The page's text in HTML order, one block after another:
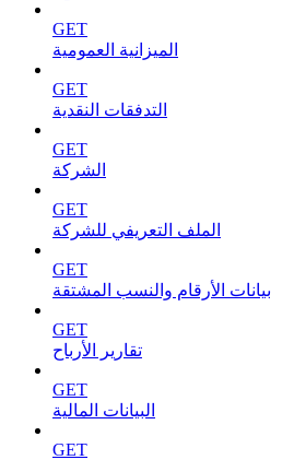
GET
الميزانية العمومية
GET
التدفقات النقدية
GET
الشركة
GET
الملف التعريفي للشركة
GET
بيانات الأرقام والنسب المشتقة
GET
تقارير الأرباح
GET
البيانات المالية
GET